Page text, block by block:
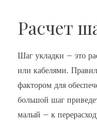
Расчет
Шаг укладки – это
или кабелями.
фактором для
большой шаг
малый – к